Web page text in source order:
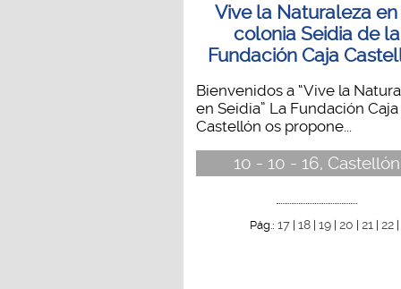
Vive la Naturaleza
colonia Seidia de la
Fundación Caja
Bienvenidos a “Vive la
en Seidia” La Fundación Caja
Castellón os propone...
10 - 10 - 16, Castellón
Pág.: 17| 18| 19| 20 21| 22|